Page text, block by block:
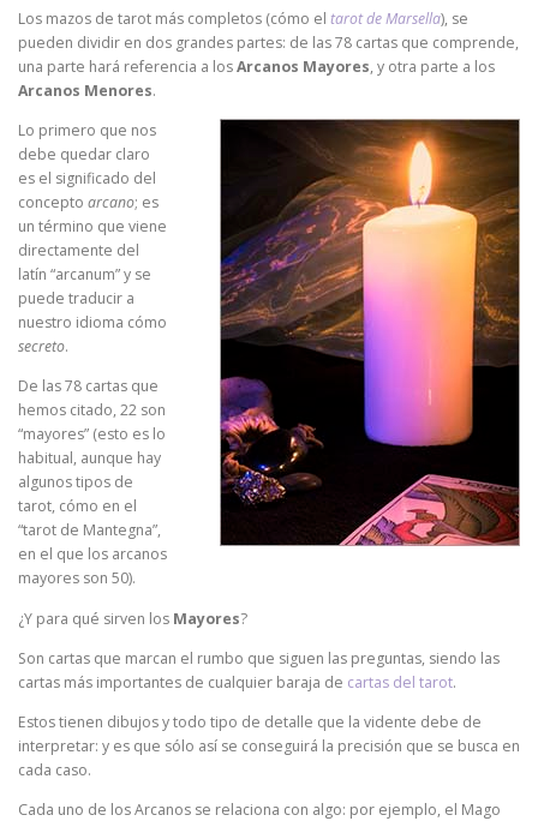
Los mazos de tarot más completos (cómo el tarot de Marsella), se
pueden dividir en dos grandes partes: de las 78 cartas que comprende,
una parte hará referencia a losArcanos Mayores, y otra parte a los
Arcanos Menores.
Lo primero que nos
debe quedar claro
es el significado del
concepto arcano; es
un término que viene
directamente del
latín “arcanum” y se
puede traducir a
nuestro idioma cómo
secreto.
De las 78 cartas que
hemos citado, 22 son
“mayores” (esto es lo
habitual, aunque hay
algunos tipos de
tarot, cómo en el
“tarot de Mantegna”,
en el que los arcanos
mayores son 50).
¿Y para qué sirven los Mayores?
Son cartas que marcan el rumbo que siguen las preguntas, siendo las
cartas más importantes de cualquier baraja de cartas del tarot.
Estos tienen dibujos y todo tipo de detalle que la vidente debe de
interpretar: y es que sólo así se conseguirá la precisión que se busca en
cada caso.
Cada uno de los Arcanos se relaciona con algo: por ejemplo, el Mago